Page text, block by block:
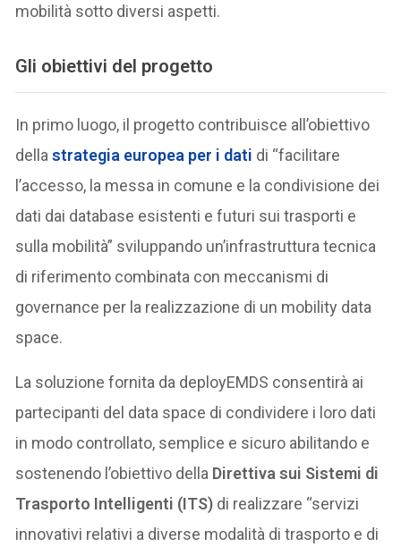
mobilità sotto diversi aspetti.
Gli obiettivi del progetto
In primo luogo, il progetto contribuisce all’obiettivo
dellastrategia europea per i dati di “facilitare
l’accesso, la messa in comune e la condivisione dei
dati dai database esistenti e futuri sui trasporti e
sulla mobilità” sviluppando un’infrastruttura tecnica
di riferimento combinata con meccanismi di
governance per la realizzazione di un mobility data
space.
La soluzione fornita da deployEMDS consentirà ai
partecipanti del data space di condividere i loro dati
in modo controllato, semplice e sicuro abilitando e
sostenendo l’obiettivo della Direttiva sui Sistemi di
Trasporto Intelligenti (ITS) di realizzare “servizi
innovativi relativi a diverse modalità di trasporto e di